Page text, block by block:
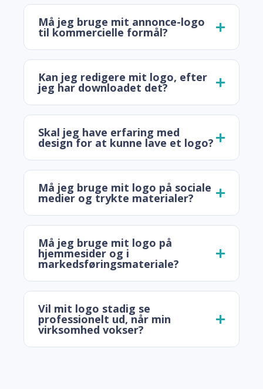
Må jeg bruge mit annonce-logo
til kommercielle formål?
Kan jeg redigere mit logo, efter
jeg har downloadet det?
Skal jeg have erfaring med
design for at kunne lave et logo?
Må jeg bruge mit logo på sociale
medier og trykte materialer?
Må jeg bruge mit logo på
hjemmesider og i
markedsføringsmateriale?
Vil mit logo stadig se
professionelt ud, når min
virksomhed vokser?